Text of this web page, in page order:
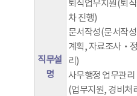
직무설
명
퇴직업무지원(퇴
차 진행)
문서작성(문서작성
계획, 자료조사‧정
리)
사무행정 업무관리
(업무지원, 경비처